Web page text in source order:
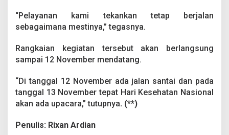
“Pelayanan kami tekankan tetap berjalan
sebagaimana mestinya,” tegasnya.
Rangkaian kegiatan tersebut akan berlangsung
sampai 12 November mendatang.
“Di tanggal 12 November ada jalan santai dan pada
tanggal 13 November tepat Hari Kesehatan Nasional
akan ada upacara,” tutupnya. (**)
Penulis: Rixan Ardian